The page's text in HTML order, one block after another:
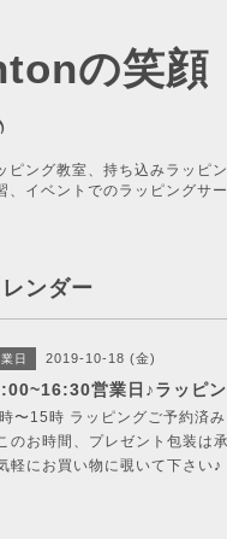
の笑顔
ング教室、持ち込みラッピ
イベントでのラッピングサー
ンダー
日 2019-10-18 (金)
営業日♪ラッピ
〜15時 ラッピングご予約済み
のお時間、プレゼント包装は
軽にお買い物に覗いて下さい♪